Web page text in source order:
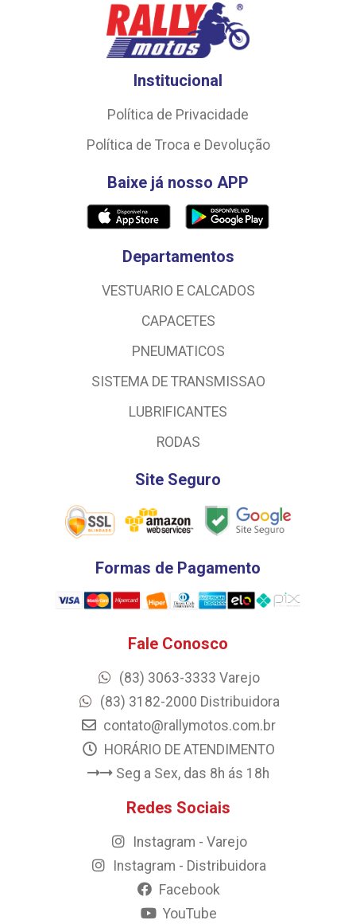
Institucional
Política de Privacidade
Política de Troca e Devolução
Baixe já nosso APP
Departamentos
VESTUARIO E CALCADOS
CAPACETES
PNEUMATICOS
SISTEMA DE TRANSMISSAO
LUBRIFICANTES
RODAS
Site Seguro
Formas de Pagamento
Fale Conosco
(83) 3063-3333 Varejo
(83) 3182-2000 Distribuidora
contato@rallymotos.com.br
HORÁRIO DE ATENDIMENTO
Seg a Sex, das 8h ás 18h
Redes Sociais
Instagram - Varejo
Instagram - Distribuidora
Facebook
YouTube